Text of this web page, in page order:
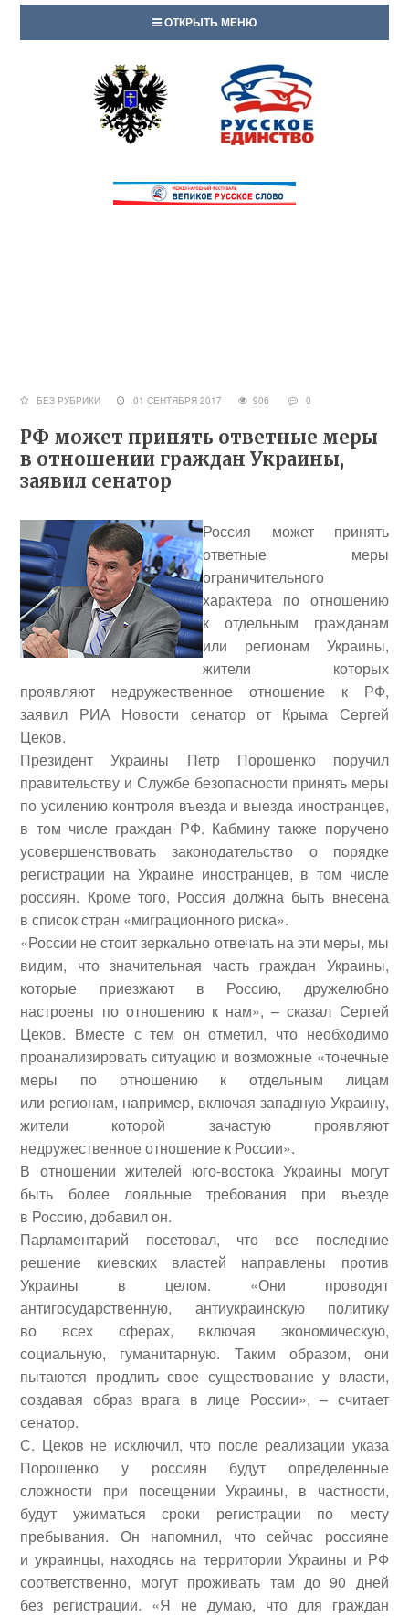
ОТКРЫТЬ МЕНЮ
БЕЗ РУБРИКИ 01 СЕНТЯБРЯ 2017 906 0
РФ может принять ответные меры
в отношении граждан Украины,
заявил сенатор
Россия может принять
ответные меры
ограничительного
характера по отношению
к отдельным гражданам
или регионам Украины,
жители которых
проявляют недружественное отношение к РФ,
заявил РИА Новости сенатор от Крыма Сергей
Цеков.
Президент Украины Петр Порошенко поручил
правительству и Службе безопасности принять меры
по усилению контроля въезда и выезда иностранцев,
в том числе граждан РФ. Кабмину также поручено
усовершенствовать законодательство о порядке
регистрации на Украине иностранцев, в том числе
россиян. Кроме того, Россия должна быть внесена
в список стран «миграционного риска».
«России не стоит зеркально отвечать на эти меры, мы
видим, что значительная часть граждан Украины,
которые приезжают в Россию, дружелюбно
настроены по отношению к нам», – сказал Сергей
Цеков. Вместе с тем он отметил, что необходимо
проанализировать ситуацию и возможные «точечные
меры по отношению к отдельным лицам
или регионам, например, включая западную Украину,
жители которой зачастую проявляют
недружественное отношение к России».
В отношении жителей юго-востока Украины могут
быть более лояльные требования при въезде
в Россию, добавил он.
Парламентарий посетовал, что все последние
решение киевских властей направлены против
Украины в целом. «Они проводят
антигосударственную, антиукраинскую политику
во всех сферах, включая экономическую,
социальную, гуманитарную. Таким образом, они
пытаются продлить свое существование у власти,
создавая образ врага в лице России», – считает
сенатор.
С. Цеков не исключил, что после реализации указа
Порошенко у россиян будут определенные
сложности при посещении Украины, в частности,
будут ужиматься сроки регистрации по месту
пребывания. Он напомнил, что сейчас россияне
и украинцы, находясь на территории Украины и РФ
соответственно, могут проживать там до 90 дней
без регистрации. «Я не думаю, что для граждан